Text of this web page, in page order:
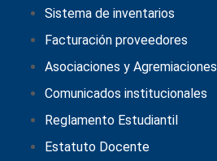
Sistema de inventarios
Facturación proveedores
Asociaciones y Agremiaciones
Comunicados institucionales
Reglamento Estudiantil
Estatuto Docente